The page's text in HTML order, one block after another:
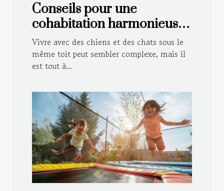
Conseils pour une
cohabitation harmonieuse
entre chiens et chats
Vivre avec des chiens et des chats sous le
même toit peut sembler complexe, mais il
est tout à...